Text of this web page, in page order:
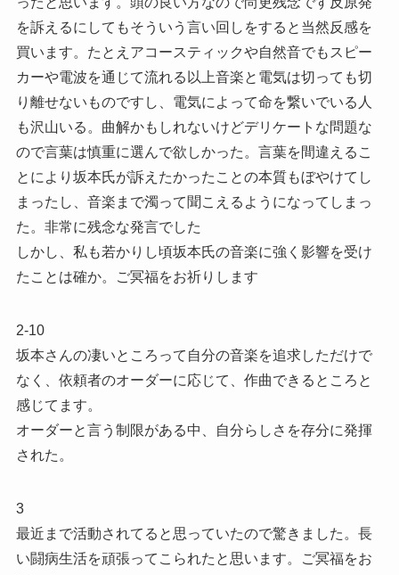
を訴えるにしてもそういう言い回しをすると当然反感を
買います。たとえアコースティックや自然音でもスピー
カーや電波を通じて流れる以上音楽と電気は切っても切
り離せないものですし、電気によって命を繋いでいる人
も沢山いる。曲解かもしれないけどデリケートな問題な
ので言葉は慎重に選んで欲しかった。言葉を間違えるこ
とにより坂本氏が訴えたかったことの本質もぼやけてし
まったし、音楽まで濁って聞こえるようになってしまっ
た。非常に残念な発言でした
しかし、私も若かりし頃坂本氏の音楽に強く影響を受け
たことは確か。ご冥福をお祈りします
2-10
坂本さんの凄いところって自分の音楽を追求しただけで
なく、依頼者のオーダーに応じて、作曲できるところと
感じてます。
オーダーと言う制限がある中、自分らしさを存分に発揮
された。
3
最近まで活動されてると思っていたので驚きました。長
い闘病生活を頑張ってこられたと思います。ご冥福をお